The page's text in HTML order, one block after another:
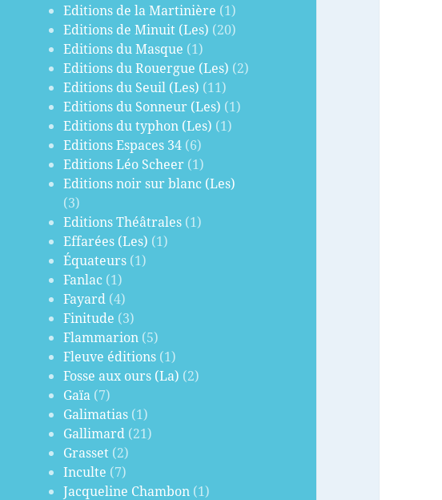
Editions de la Martinière (1)
Editions de Minuit (Les) (20)
Editions du Masque (1)
Editions du Rouergue (Les) (2)
Editions du Seuil (Les) (11)
Editions du Sonneur (Les) (1)
Editions du typhon (Les) (1)
Editions Espaces 34 (6)
Editions Léo Scheer (1)
Editions noir sur blanc (Les)
(3)
Editions Théâtrales (1)
Effarées (Les) (1)
Équateurs (1)
Fanlac (1)
Fayard (4)
Finitude (3)
Flammarion (5)
Fleuve éditions (1)
Fosse aux ours (La) (2)
Gaïa (7)
Galimatias (1)
Gallimard (21)
Grasset (2)
Inculte (7)
Jacqueline Chambon (1)